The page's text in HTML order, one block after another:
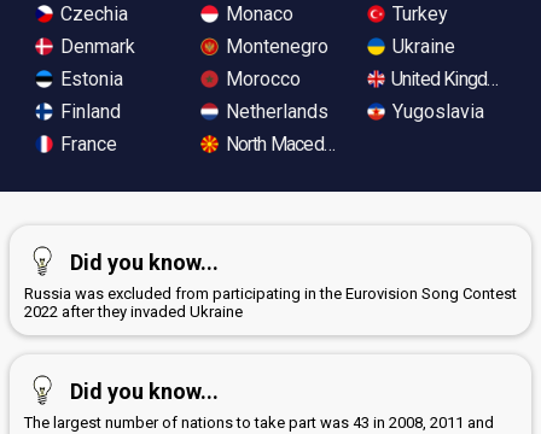
Czechia
Denmark
Estonia
Finland
France
Monaco
Montenegro
Morocco
Netherlands
North Macedonia
Turkey
Ukraine
United Kingdom
Yugoslavia
Did you know...
Russia was excluded from participating in the Eurovision Song Contest
2022 after they invaded Ukraine
Did you know...
The largest number of nations to take part was 43 in 2008, 2011 and